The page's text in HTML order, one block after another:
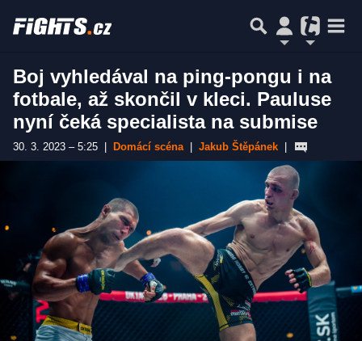
Boj vyhledával na ping-pongu i na
fotbale, až skončil v kleci. Pauluse
nyní čeká specialista na submise
30. 3. 2023 – 5:25 Domácí scéna Jakub Štěpánek